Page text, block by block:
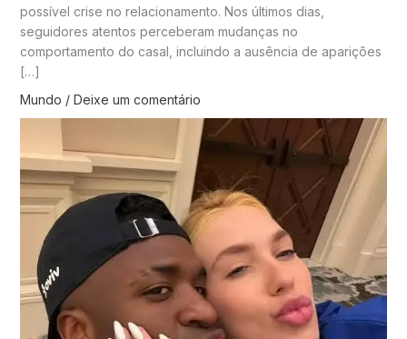
possível crise no relacionamento. Nos últimos dias,
seguidores atentos perceberam mudanças no
comportamento do casal, incluindo a ausência de aparições
[…]
Mundo / Deixe um comentário